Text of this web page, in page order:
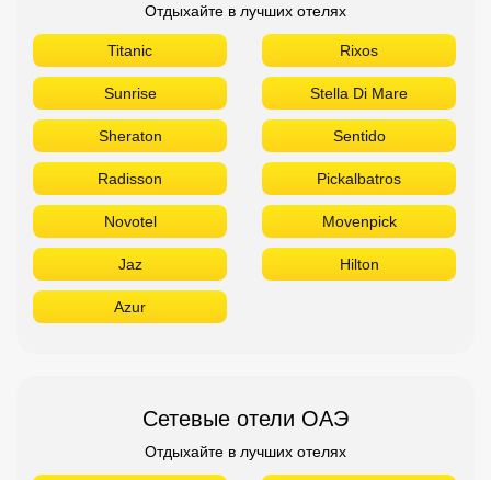
Отдыхайте в лучших отелях
Titanic Rixos
Sunrise Stella Di Mare
Sheraton Sentido
Radisson Pickalbatros
Novotel Movenpick
Jaz Hilton
Azur
Сетевые отели ОАЭ
Отдыхайте в лучших отелях